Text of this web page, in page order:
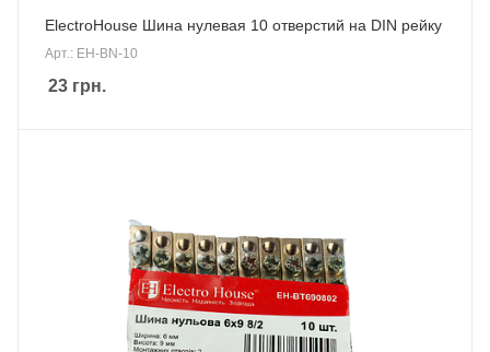
ElectroHouse Шина нулевая 10 отверстий на DIN рейку
Арт.: EH-BN-10
23 грн.